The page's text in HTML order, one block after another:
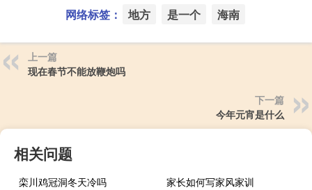
网络标签： 地方 是一个 海南
上一篇
现在春节不能放鞭炮吗
下一篇
今年元宵是什么
相关问题
栾川鸡冠洞冬天冷吗
家长如何写家风家训